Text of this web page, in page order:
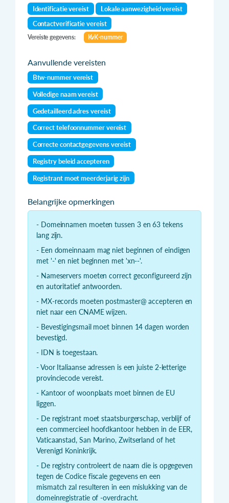
Identificatie vereist
Lokale aanwezigheid vereist
Contactverificatie vereist
Vereiste gegevens: KvK-nummer
Aanvullende vereisten
Btw-nummer vereist
Volledige naam vereist
Gedetailleerd adres vereist
Correct telefoonnummer vereist
Correcte contactgegevens vereist
Registry beleid accepteren
Registrant moet meerderjarig zijn
Belangrijke opmerkingen
- Domeinnamen moeten tussen 3 en 63 tekens
lang zijn.
- Een domeinnaam mag niet beginnen of eindigen
met '-' en niet beginnen met 'xn--'.
- Nameservers moeten correct geconfigureerd zijn
en autoritatief antwoorden.
- MX-records moeten postmaster@ accepteren en
niet naar een CNAME wijzen.
- Bevestigingsmail moet binnen 14 dagen worden
bevestigd.
- IDN is toegestaan.
- Voor Italiaanse adressen is een juiste 2-letterige
provinciecode vereist.
- Kantoor of woonplaats moet binnen de EU
liggen.
- De registrant moet staatsburgerschap, verblijf of
een commercieel hoofdkantoor hebben in de EER,
Vaticaanstad, San Marino, Zwitserland of het
Verenigd Koninkrijk.
- De registry controleert de naam die is opgegeven
tegen de Codice fiscale gegevens en een
mismatch zal resulteren in een mislukking van de
domeinregistratie of -overdracht.